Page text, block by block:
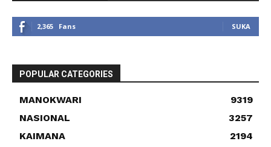
2,365 Fans SUKA
POPULAR CATEGORIES
MANOKWARI
9319
NASIONAL
3257
KAIMANA
2194